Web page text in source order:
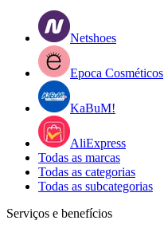
Netshoes
Epoca Cosméticos
KaBuM!
AliExpress
Todas as marcas
Todas as categorias
Todas as subcategorias
Serviços e benefícios